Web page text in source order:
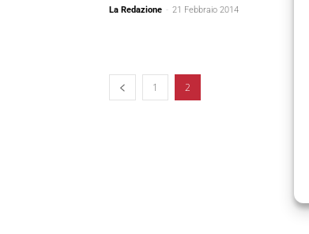
La Redazione - 21 Febbraio 2014
1 2